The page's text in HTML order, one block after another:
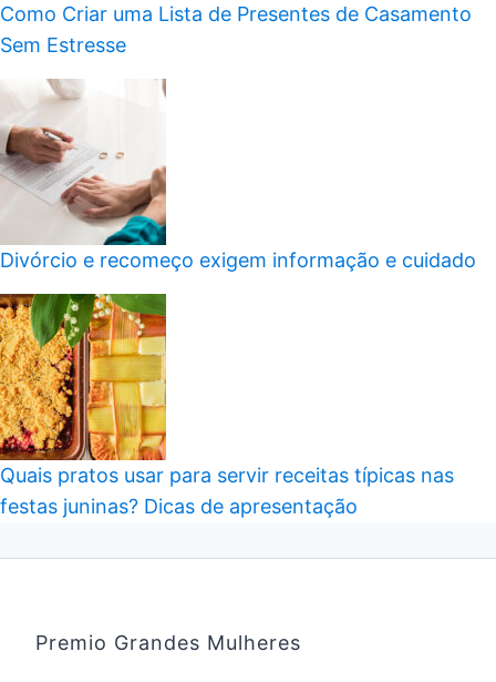
Como Criar uma Lista de Presentes de Casamento
Sem Estresse
Divórcio e recomeço exigem informação e cuidado
Quais pratos usar para servir receitas típicas nas
festas juninas? Dicas de apresentação
Premio Grandes Mulheres